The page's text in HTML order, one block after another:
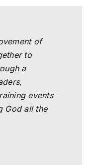
of
to
a
events
God all the